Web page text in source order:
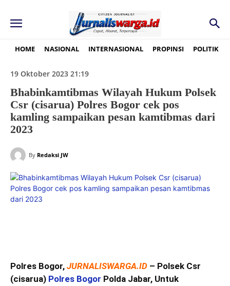
HOME NASIONAL INTERNASIONAL PROPINSI POLITIK
19 Oktober 2023 21:19
Bhabinkamtibmas Wilayah Hukum Polsek
Csr (cisarua) Polres Bogor cek pos
kamling sampaikan pesan kamtibmas dari
2023
By Redaksi JW
Polres Bogor, JURNALISWARGA.ID – Polsek Csr
(cisarua) Polres Bogor Polda Jabar, Untuk